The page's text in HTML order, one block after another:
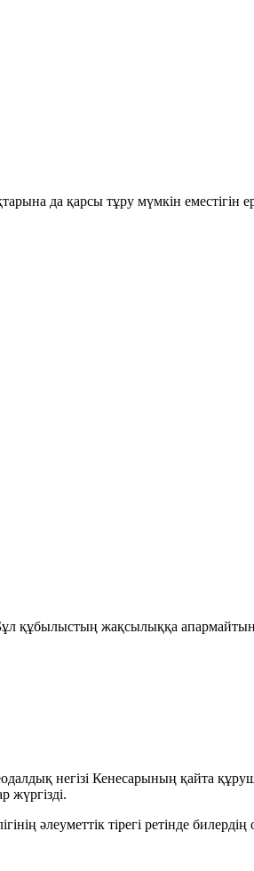
да қарсы тұру мүмкін еместігін
құбылыстың жақсылыққа
негізі Кенесарының қайта
жүргізді.
әлеуметтік тірегі ретінде